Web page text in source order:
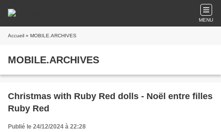
MENU
Accueil » MOBILE.ARCHIVES
MOBILE.ARCHIVES
Christmas with Ruby Red dolls - Noël entre filles
Ruby Red
Publié le 24/12/2024 à 22:28